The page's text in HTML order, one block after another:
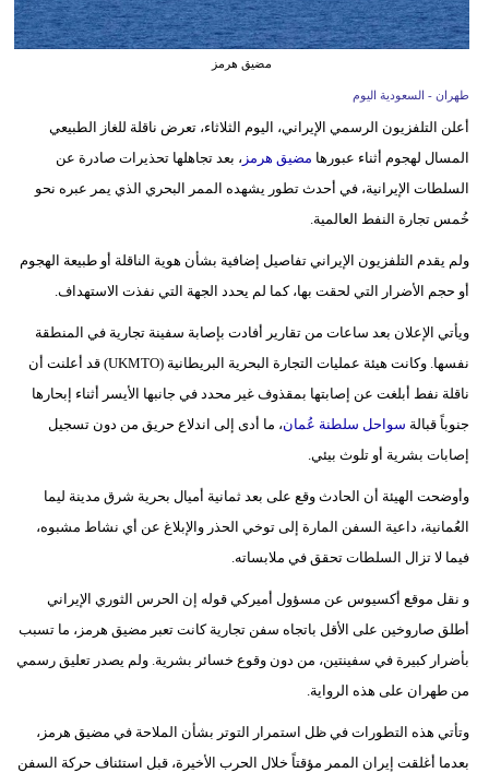
تعليم
وتكنولوجيا
بيئة
فيديو
مضيق هرمز
طهران - السعودية اليوم
أعلن التلفزيون الرسمي الإيراني، اليوم الثلاثاء، تعرض ناقلة للغاز الطبيعي
المسال لهجوم أثناء عبورها مضيق هرمز ، بعد تجاهلها تحذيرات صادرة عن
السلطات الإيرانية، في أحدث تطور يشهده الممر البحري الذي يمر عبره نحو
خُمس تجارة النفط العالمية.
ولم يقدم التلفزيون الإيراني تفاصيل إضافية بشأن هوية الناقلة أو طبيعة الهجوم
أو حجم الأضرار التي لحقت بها، كما لم يحدد الجهة التي نفذت الاستهداف.
ويأتي الإعلان بعد ساعات من تقارير أفادت بإصابة سفينة تجارية في المنطقة
نفسها. وكانت هيئة عمليات التجارة البحرية البريطانية (UKMTO) قد أعلنت أن
ناقلة نفط أبلغت عن إصابتها بمقذوف غير محدد في جانبها الأيسر أثناء إبحارها
جنوباً قبالة سواحل سلطنة عُمان، ما أدى إلى اندلاع حريق من دون تسجيل
إصابات بشرية أو تلوث بيئي.
وأوضحت الهيئة أن الحادث وقع على بعد ثمانية أميال بحرية شرق مدينة ليما
العُمانية، داعية السفن المارة إلى توخي الحذر والإبلاغ عن أي نشاط مشبوه،
فيما لا تزال السلطات تحقق في ملابساته.
و نقل موقع أكسيوس عن مسؤول أميركي قوله إن الحرس الثوري الإيراني
أطلق صاروخين على الأقل باتجاه سفن تجارية كانت تعبر مضيق هرمز، ما تسبب
بأضرار كبيرة في سفينتين، من دون وقوع خسائر بشرية. ولم يصدر تعليق رسمي
من طهران على هذه الرواية.
وتأتي هذه التطورات في ظل استمرار التوتر بشأن الملاحة في مضيق هرمز،
بعدما أغلقت إيران الممر مؤقتاً خلال الحرب الأخيرة، قبل استئناف حركة السفن